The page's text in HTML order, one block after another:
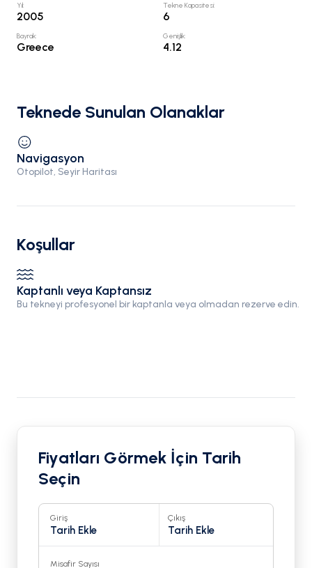
Yıl:
2005
Tekne Kapasitesi:
6
Bayrak:
Greece
Genişlik:
4.12
Teknede Sunulan Olanaklar
Navigasyon
Otopilot, Seyir Haritası
Koşullar
Kaptanlı veya Kaptansız
Bu tekneyi profesyonel bir kaptanla veya olmadan rezerve edin.
Fiyatları Görmek İçin Tarih
Seçin
Giriş
Tarih Ekle
Çıkış
Tarih Ekle
Misafir Sayısı